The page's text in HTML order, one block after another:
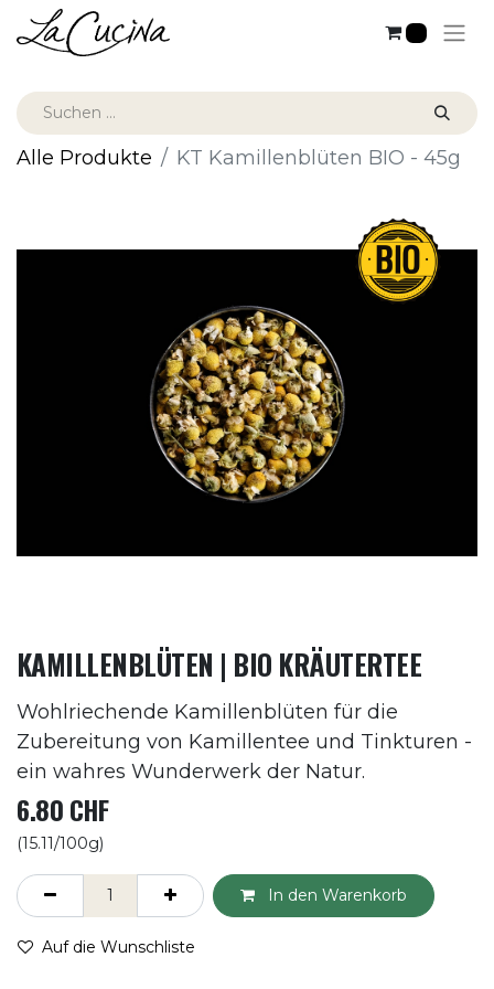
Alle Produkte KT Kamillenblüten BIO - 45g
KAMILLENBLÜTEN | BIO KRÄUTERTEE
Wohlriechende Kamillenblüten für die
Zubereitung von Kamillentee und Tinkturen -
ein wahres Wunderwerk der Natur.
6.80CHF
(15.11/100g)
In den Warenkorb
Auf die Wunschliste